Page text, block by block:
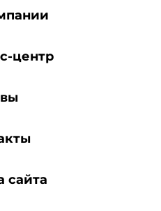
центр
сайта